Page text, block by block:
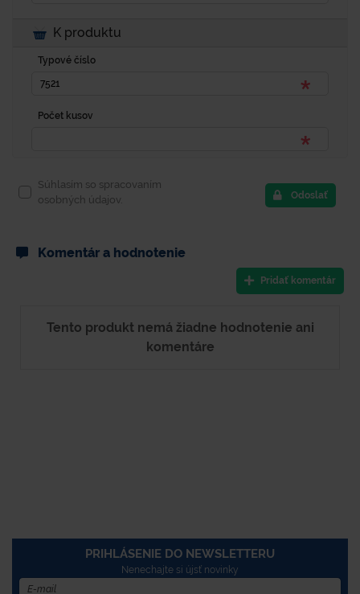
K produktu
Typové číslo
Počet kusov
Súhlasím so spracovaním
osobných údajov.
Odoslať
Komentár a hodnotenie
Pridať komentár
Tento produkt nemá žiadne hodnotenie ani
komentáre
PRIHLÁSENIE DO NEWSLETTERU
Nenechajte si újsť novinky